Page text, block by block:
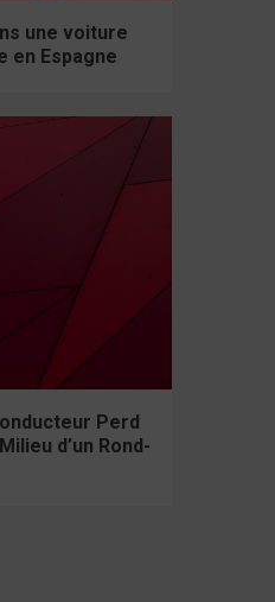
une voiture
en Espagne
Perd
d’un Rond-